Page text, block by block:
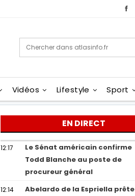
Vidéos Lifestyle Sport
EN DIRECT
12:17
Le Sénat américain confirme
Todd Blanche au poste de
procureur général
12:14
Abelardo de la Espriella prête